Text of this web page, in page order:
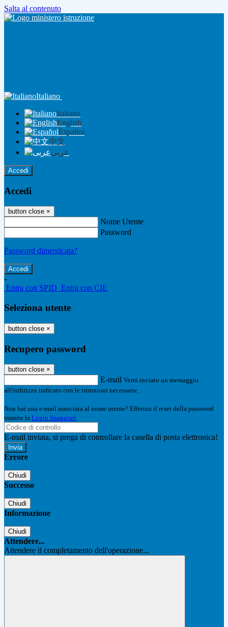
Salta al contenuto
Italiano
Italiano
English
Español
中文
عربى
Accedi
Accedi
button close ×
Nome Utente
Password
Password dimenticata?
-
Entra con SPID Entra con CIE
Seleziona utente
button close ×
Recupero password
button close ×
E-mail Verrà inviato un messaggio
all'indirizzo indicato con le istruzioni necessarie.
Non hai una e-mail associata al nome utente? Effettua il reset della password
tramite la Login Spaggiari
E-mail inviata, si prega di controllare la casella di posta elettronica!
Errore
Chiudi
Successo
Chiudi
Informazione
Chiudi
Attendere...
Attendere il completamento dell'operazione...